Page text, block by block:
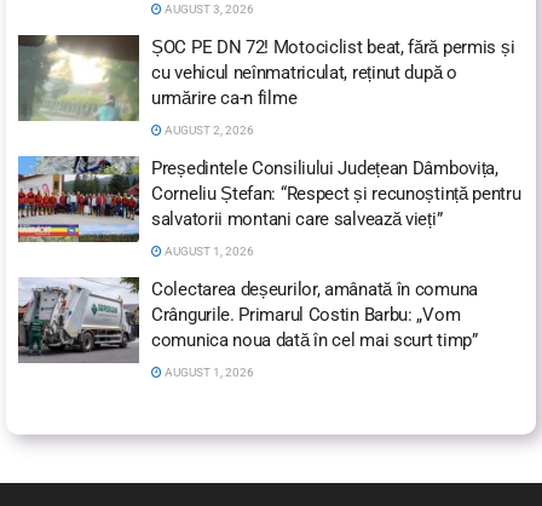
AUGUST 3, 2026
ȘOC PE DN 72! Motociclist beat, fără permis și
cu vehicul neînmatriculat, reținut după o
urmărire ca-n filme
AUGUST 2, 2026
Președintele Consiliului Județean Dâmbovița,
Corneliu Ștefan: “Respect și recunoștință pentru
salvatorii montani care salvează vieți”
AUGUST 1, 2026
Colectarea deșeurilor, amânată în comuna
Crângurile. Primarul Costin Barbu: „Vom
comunica noua dată în cel mai scurt timp”
AUGUST 1, 2026